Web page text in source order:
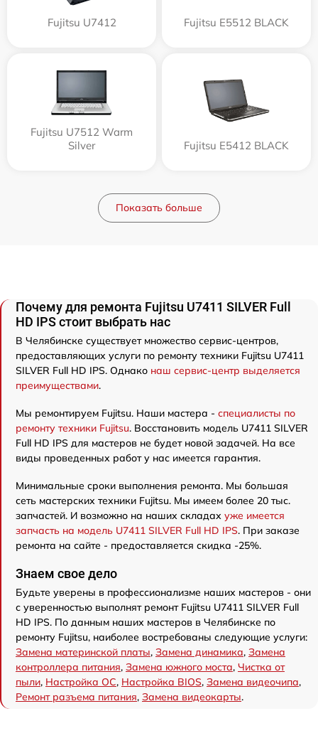
Fujitsu U7412 Fujitsu E5512 BLACK
Fujitsu U7512 Warm
Silver
Fujitsu E5412 BLACK
Показать больше
Почему для ремонта Fujitsu U7411 SILVER Full
HD IPS стоит выбрать нас
В Челябинске существует множество сервис-центров,
предоставляющих услуги по ремонту техники Fujitsu U7411
SILVER Full HD IPS. Однако наш сервис-центр выделяется
преимуществами.
Мы ремонтируем Fujitsu. Наши мастера - специалисты по
ремонту техники Fujitsu. Восстановить модель U7411 SILVER
Full HD IPS для мастеров не будет новой задачей. На все
виды проведенных работ у нас имеется гарантия.
Минимальные сроки выполнения ремонта. Мы большая
сеть мастерских техники Fujitsu. Мы имеем более 20 тыс.
запчастей. И возможно на наших складах уже имеется
запчасть на модель U7411 SILVER Full HD IPS. При заказе
ремонта на сайте - предоставляется скидка -25%.
Знаем свое дело
Будьте уверены в профессионализме наших мастеров - они
с уверенностью выполнят ремонт Fujitsu U7411 SILVER Full
HD IPS. По данным наших мастеров в Челябинске по
ремонту Fujitsu, наиболее востребованы следующие услуги:
Замена материнской платы, Замена динамика, Замена
контроллера питания, Замена южного моста, Чистка от
пыли, Настройка ОС, Настройка BIOS, Замена видеочипа,
Ремонт разъема питания, Замена видеокарты.